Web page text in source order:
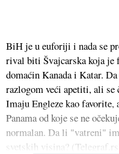
BiH je u euforiji i nada se
rival biti Švajcarska koja je
domaćin Kanada i Katar.
razlogom veći apetiti, ali se
Imaju Engleze kao favorite,
Panama od koje se ne
normalan. Da li "vatreni"
svetskih visina?